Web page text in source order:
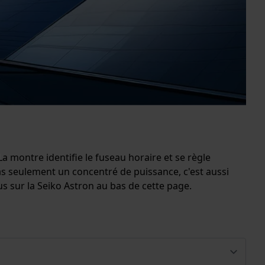
montre identifie le fuseau horaire et se règle
seulement un concentré de puissance, c'est aussi
sur la Seiko Astron au bas de cette page.